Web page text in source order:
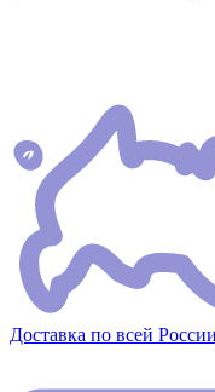
Доставка по всей